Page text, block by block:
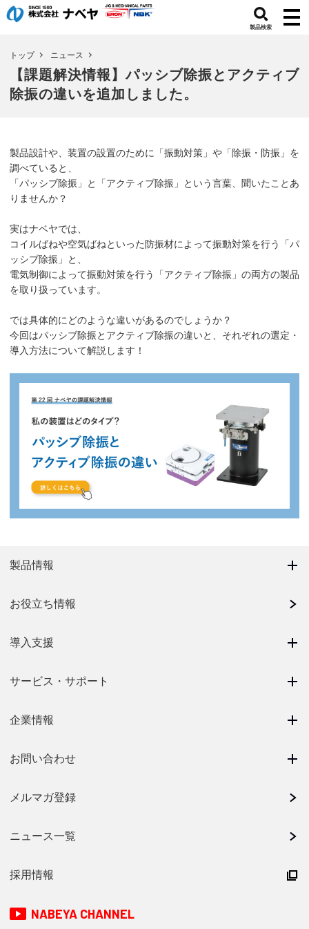
製品検索
トップ ニュース
【課題解決情報】パッシブ除振とアクティブ
除振の違いを追加しました。
製品設計や、装置の設置のために「振動対策」や「除振・防振」を
調べていると、
「パッシブ除振」と「アクティブ除振」という言葉、聞いたことあ
りませんか？
実はナベヤでは、
コイルばねや空気ばねといった防振材によって振動対策を行う「パ
ッシブ除振」と、
電気制御によって振動対策を行う「アクティブ除振」の両方の製品
を取り扱っています。
では具体的にどのような違いがあるのでしょうか？
今回はパッシブ除振とアクティブ除振の違いと、それぞれの選定・
導入方法について解説します！
製品情報
お役立ち情報
導入支援
サービス・サポート
企業情報
お問い合わせ
メルマガ登録
ニュース一覧
採用情報
NABEYA CHANNEL